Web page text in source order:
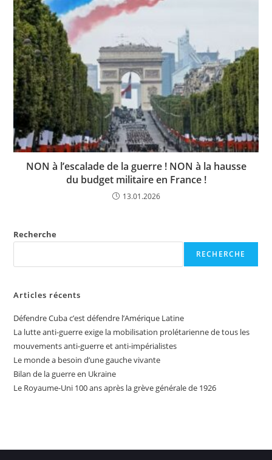
NON à l’escalade de la guerre ! NON à la hausse
du budget militaire en France !
13.01.2026
Recherche
RECHERCHE
Articles récents
Défendre Cuba c’est défendre l’Amérique Latine
La lutte anti-guerre exige la mobilisation prolétarienne de tous les
mouvements anti-guerre et anti-impérialistes
Le monde a besoin d’une gauche vivante
Bilan de la guerre en Ukraine
Le Royaume-Uni 100 ans après la grève générale de 1926